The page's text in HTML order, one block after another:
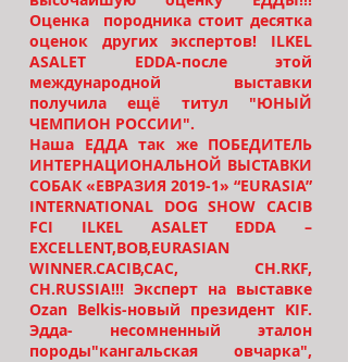
Оценка породника стоит десятка
оценок других экспертов! ILKEL
ASALET EDDA-после этой
международной выставки
получила ещё титул "ЮНЫЙ
ЧЕМПИОН РОССИИ".
Наша ЕДДА так же ПОБЕДИТЕЛЬ
ИНТЕРНАЦИОНАЛЬНОЙ ВЫСТАВКИ
СОБАК «ЕВРАЗИЯ 2019-1» “EURASIA”
INTERNATIONAL DOG SHOW CACIB
FCI ILKEL ASALET EDDA –
EXCELLENT,BOB,EURASIAN
WINNER.CACIB,CAC, CH.RKF,
CH.RUSSIA!!! Эксперт на выставке
Ozan Belkis-новый президент KIF.
Эдда- несомненный эталон
породы"кангальская овчарка",